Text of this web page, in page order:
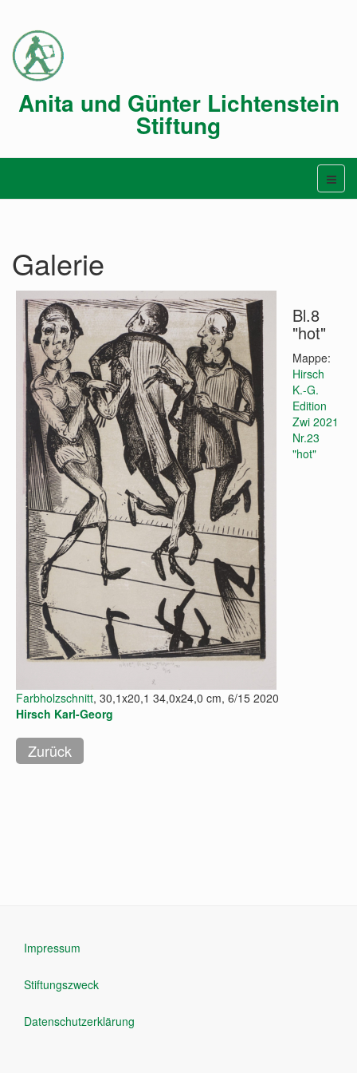
Anita und Günter Lichtenstein
Stiftung
Galerie
Bl.8
"hot"
Mappe:
Hirsch
K.-G.
Edition
Zwi 2021
Nr.23
"hot"
Farbholzschnitt, 30,1x20,1 34,0x24,0 cm, 6/15 2020
Hirsch Karl-Georg
Impressum
Stiftungszweck
Datenschutzerklärung